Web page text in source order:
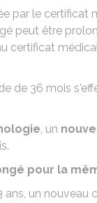
par le certificat
peut être
certificat
de 36 mois
, un
pour la
ans, un